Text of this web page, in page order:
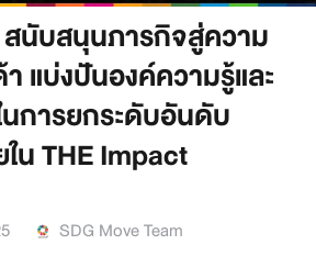
สนับสนุนภารกิจสู่ความ
แบ่งปันองค์ความรู้และ
นการยกระดับอันดับ
น THE Impact
SDG Move Team